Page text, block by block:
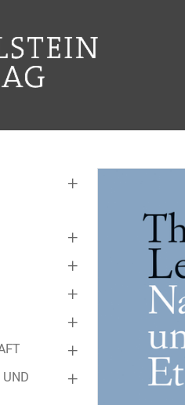
+
+
+
+
+
+
+